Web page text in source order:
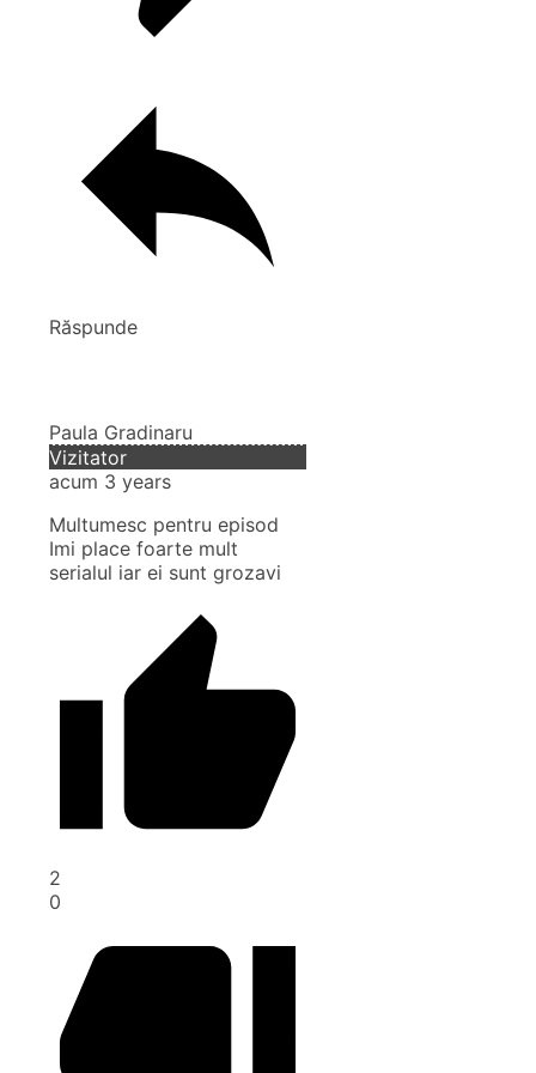
Răspunde
Paula Gradinaru
Vizitator
acum 3 years
Multumesc pentru episod
Imi place foarte mult
serialul iar ei sunt grozavi
2
0